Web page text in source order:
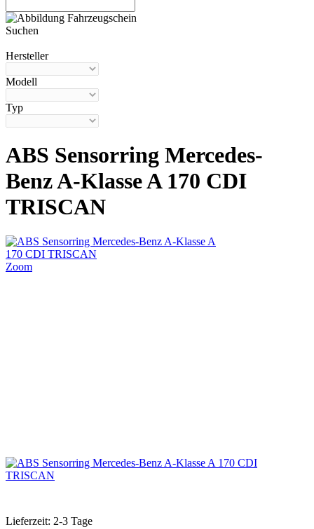
Suchen
Hersteller
Modell
Typ
ABS Sensorring Mercedes-
Benz A-Klasse A 170 CDI
TRISCAN
Zoom
Lieferzeit: 2-3 Tage